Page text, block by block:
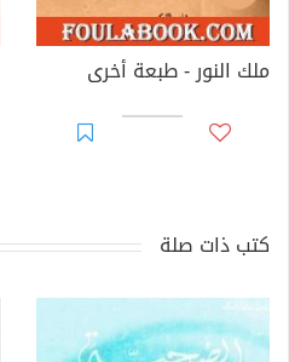
ملك النور - طبعة أخرى
كتب ذات صلة